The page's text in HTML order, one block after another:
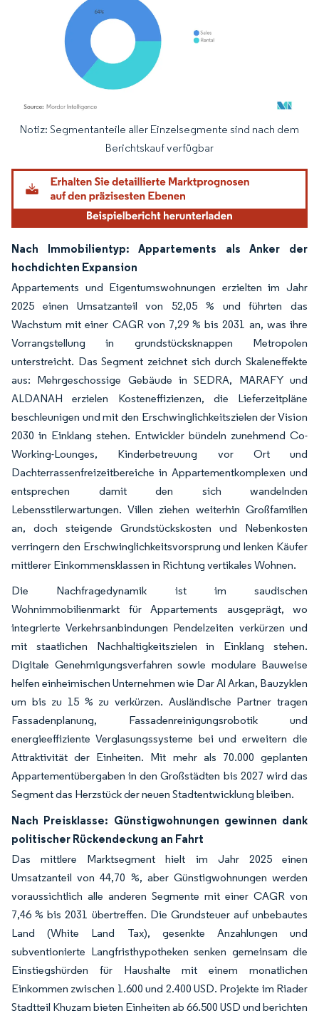
Bild © Mordor Intelligence. Wiederverwendung erfordert Namensnennung
Notiz: Segmentanteile aller Einzelsegmente sind nach dem
Berichtskauf verfügbar
Nach Immobilientyp: Appartements als Anker der
hochdichten Expansion
Appartements und Eigentumswohnungen erzielten im Jahr
2025 einen Umsatzanteil von 52,05 % und führten das
Wachstum mit einer CAGR von 7,29 % bis 2031 an, was ihre
Vorrangstellung in grundstücksknappen Metropolen
unterstreicht. Das Segment zeichnet sich durch Skaleneffekte
aus: Mehrgeschossige Gebäude in SEDRA, MARAFY und
ALDANAH erzielen Kosteneffizienzen, die Lieferzeitpläne
beschleunigen und mit den Erschwinglichkeitszielen der Vision
2030 in Einklang stehen. Entwickler bündeln zunehmend Co-
Working-Lounges, Kinderbetreuung vor Ort und
Dachterrassenfreizeitbereiche in Appartementkomplexen und
entsprechen damit den sich wandelnden
Lebensstilerwartungen. Villen ziehen weiterhin Großfamilien
an, doch steigende Grundstückskosten und Nebenkosten
verringern den Erschwinglich­keitsvorsprung und lenken Käufer
mittlerer Einkommensklassen in Richtung vertikales Wohnen.
Die Nachfragedynamik ist im saudischen
Wohnimmobilienmarkt für Appartements ausgeprägt, wo
integrierte Verkehrsanbindungen Pendelzeiten verkürzen und
mit staatlichen Nachhaltigkeitszielen in Einklang stehen.
Digitale Genehmigungsverfahren sowie modulare Bauweise
helfen einheimischen Unternehmen wie Dar Al Arkan, Bauzyklen
um bis zu 15 % zu verkürzen. Ausländische Partner tragen
Fassadenplanung, Fassadenreinigungsrobotik und
energieeffiziente Verglasungssysteme bei und erweitern die
Attraktivität der Einheiten. Mit mehr als 70.000 geplanten
Appartementübergaben in den Großstädten bis 2027 wird das
Segment das Herzstück der neuen Stadtentwicklung bleiben.
Nach Preisklasse: Günstigwohnungen gewinnen dank
politischer Rückendeckung an Fahrt
Das mittlere Marktsegment hielt im Jahr 2025 einen
Umsatzanteil von 44,70 %, aber Günstigwohnungen werden
voraussichtlich alle anderen Segmente mit einer CAGR von
7,46 % bis 2031 übertreffen. Die Grundsteuer auf unbebautes
Land (White Land Tax), gesenkte Anzahlungen und
subventionierte Langfristhypotheken senken gemeinsam die
Einstiegshürden für Haushalte mit einem monatlichen
Einkommen zwischen 1.600 und 2.400 USD. Projekte im Riader
Stadtteil Khuzam bieten Einheiten ab 66.500 USD und berichten